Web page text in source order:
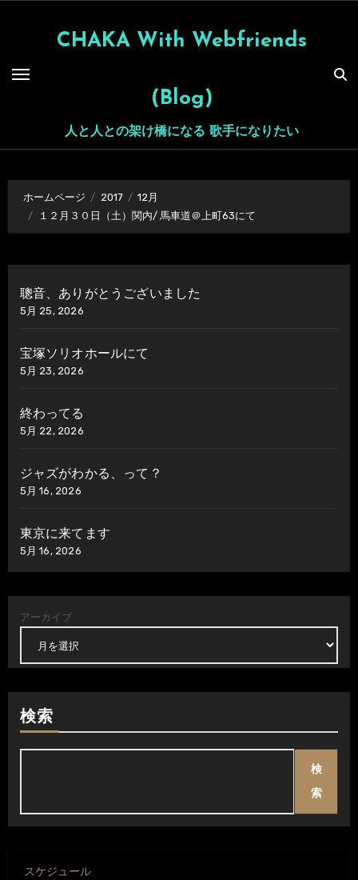
CHAKA With Webfriends
(Blog)
人と人との架け橋になる 歌手になりたい
ホームページ 2017
12月
１２月３０日（土）関内/ 馬車道＠上町63にて
聰音、ありがとうございました
5月 25, 2026
宝塚ソリオホールにて
5月 23, 2026
終わってる
5月 22, 2026
ジャズがわかる、って？
5月 16, 2026
東京に来てます
5月 16, 2026
アーカイブ
検索
検
索
スケジュール